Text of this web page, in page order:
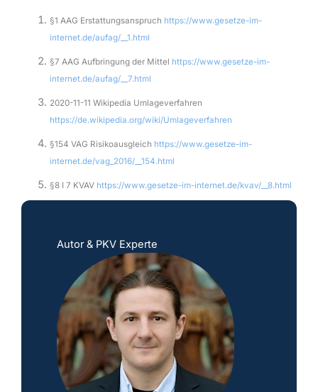
§1 AAG Erstattungsanspruch https://www.gesetze-im-
internet.de/aufag/__1.html
§7 AAG Aufbringung der Mittel https://www.gesetze-im-
internet.de/aufag/__7.html
2020-11-11 Wikipedia Umlageverfahren
https://de.wikipedia.org/wiki/Umlageverfahren
§154 VAG Risikoausgleich https://www.gesetze-im-
internet.de/vag_2016/__154.html
§8 I 7 KVAV https://www.gesetze-im-internet.de/kvav/__8.html
Autor & PKV Experte